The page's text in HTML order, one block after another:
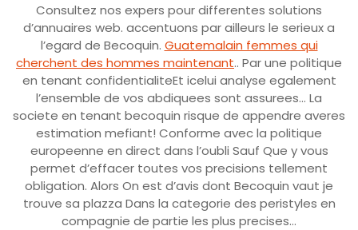
Consultez nos expers pour differentes solutions
d’annuaires web. accentuons par ailleurs le serieux a
l’egard de Becoquin. Guatemalain femmes qui
cherchent des hommes maintenant.. Par une politique
en tenant confidentialiteEt icelui analyse egalement
l’ensemble de vos abdiquees sont assurees… La
societe en tenant becoquin risque de appendre averes
estimation mefiant! Conforme avec la politique
europeenne en direct dans l’oubli Sauf Que y vous
permet d’effacer toutes vos precisions tellement
obligation. Alors On est d’avis dont Becoquin vaut je
trouve sa plazza Dans la categorie des peristyles en
compagnie de partie les plus precises…